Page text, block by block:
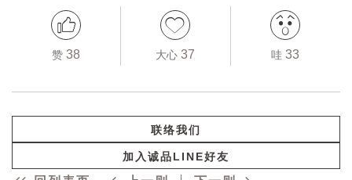
赞38 大心37 哇33
联络我们
加入诚品LINE好友